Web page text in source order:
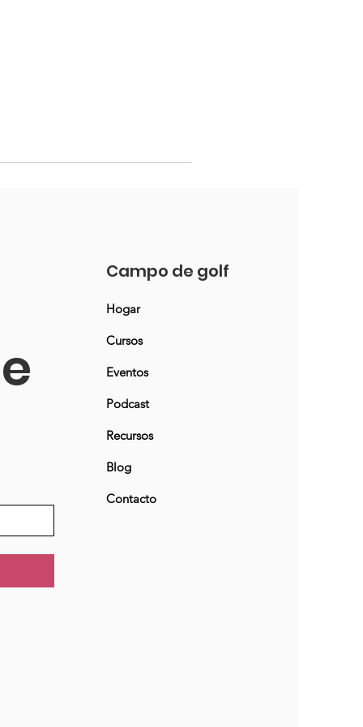
Campo de golf
Hogar
Cursos
Eventos
Podcast
Recursos
Blog
Contacto